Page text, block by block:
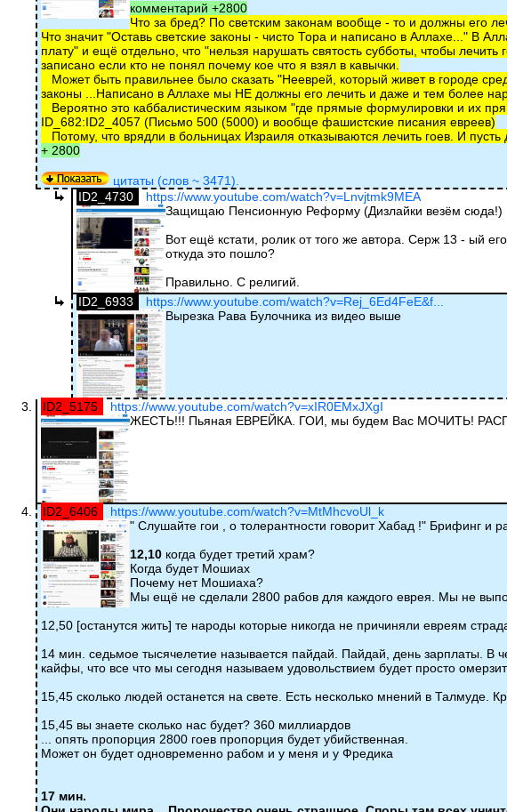
комментарий +2800
Что за бред? По светским законам вообще - то и должны его
Что значит "Оставь светские законы - чисто Тора и написано в Аллахе..." В
плату" и ещё отдельно, что "нельзя нарушать святость субботы, чтобы
записано если кто не понял почему кое что я взял в кавычки.
Может быть правильнее было сказать "Нееврей, который живет в городе
законы ...Написано в Аллахе мы НЕ должны его лечить и даже и тем более
Вероятно это каббалистическим языком "где прямые формулировки и их
ID_682:ID2_4057 (Письмо 500 (5000) и вообще фашистские писания евреев)
Потому, что врядли в больницах Израиля отказываются лечить гоев. И
+ 2800
цитаты (слов ~ 3471).
ID2_4730
https://www.youtube.com/watch?v=Lnvjtmk9MEA
Защищаю Пенсионную Реформу (Дизлайки везём сюда!)
Вот ещё кстати, ролик от того же автора. Серж 13 - ый
откуда это пошло?
Правильно. С религий.
ID2_6933
https://www.youtube.com/watch?v=Rej_6Ed4FeE&f...
Вырезка Рава Булочника из видео выше
ID2_5175
https://www.youtube.com/watch?v=xIR0EMxJXgI
ЖЕСТЬ!!! Пьяная ЕВРЕЙКА. ГОИ, мы будем Вас МОЧИТЬ!
ID2_6406
https://www.youtube.com/watch?v=MtMhcvoUl_k
" Слушайте гои , о толерантности говорит Хабад !" Брифинг и
12,10 когда будет третий храм?
Когда будет Мошиах
Почему нет Мошиаха?
Мы ещё не сделали 2800 рабов для каждого еврея. Мы не
12,50 [останутся жить] те народы которые никогда не причиняли евреям
14 мин. седьмое тысячелетие называется пайдай. Пайдай, день зарплаты.
кайфы, что все что мы сегодня называем удовольствием будет просто
15,45 сколько людей останется на свете. Есть несколько мнений в Талмуде.
15,45 вы знаете сколько нас будет? 360 миллиардов
... опять пропорция 2800 гоев пропорция будет убийственная.
Может он будет одновременно рабом и у меня и у Фредика
17 мин.